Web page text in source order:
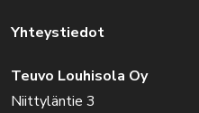
Yhteystiedot
Teuvo Louhisola Oy
Niittyläntie 3